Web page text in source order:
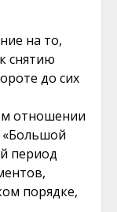
на то,
снятию
до сих
отношении
«Большой
период
порядке,